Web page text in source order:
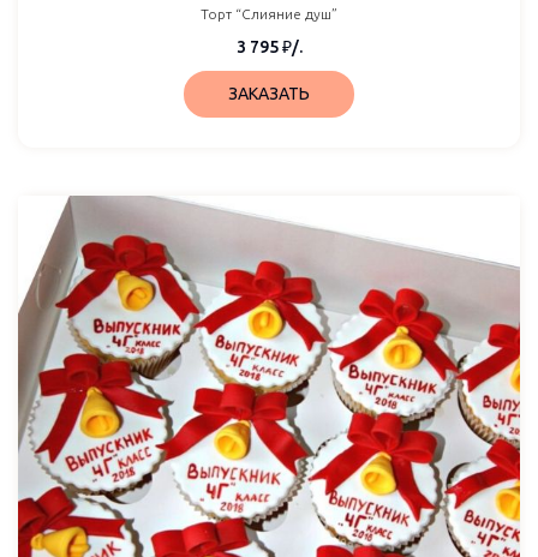
Торт “Слияние душ”
3 795₽/.
ЗАКАЗАТЬ